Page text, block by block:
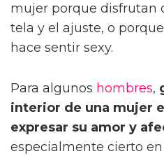
mujer porque disfrutan
tela y el ajuste, o
hace sentir sexy.
Para algunos hombres,
interior de una mujer
expresar su amor y
especialmente cierto en